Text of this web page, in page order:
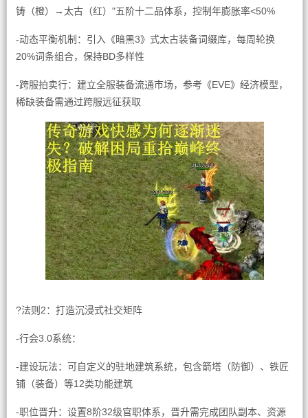
铸（橙）→太古（红）"五阶十二品体系，控制年膨胀率<50%
-动态平衡机制：引入《暗黑3》式太古装备词缀库，每周轮换
20%词条组合，保持BD多样性
-跨服拍卖行：建立全服装备流通市场，参考《EVE》经济模型，
稀缺装备需通过跨服远征获取
?法则2：打造沉浸式社交矩阵
-行会3.0系统：
-建设玩法：可自定义的驻地建筑系统，包含箭塔（防御）、铁匠
铺（装备）等12类功能建筑
-职位晋升：设置8阶32级官职体系，晋升需完成团队副本、资源